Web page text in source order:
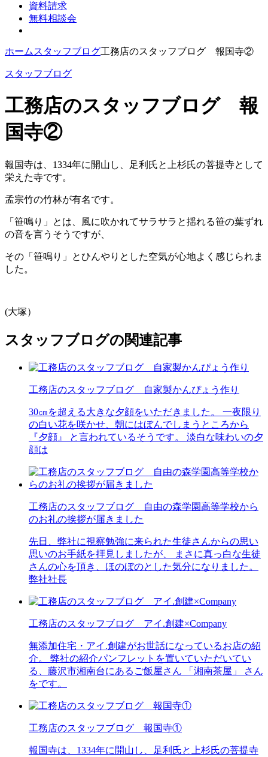
資料請求
無料相談会
ホーム スタッフブログ工務店のスタッフブログ 報国寺②
スタッフブログ
工務店のスタッフブログ 報
国寺②
報国寺は、1334年に開山し、足利氏と上杉氏の菩提寺として
栄えた寺です。
孟宗竹の竹林が有名です。
「笹鳴り」とは、風に吹かれてサラサラと揺れる笹の葉ずれ
の音を言うそうですが、
その「笹鳴り」とひんやりとした空気が心地よく感じられま
した。
(大塚）
スタッフブログの関連記事
工務店のスタッフブログ 自家製かんぴょう作り
30㎝を超える大きな夕顔をいただきました。 一夜限り
の白い花を咲かせ、朝にはぼんでしまうところから
『夕顔』 と言われているそうです。 淡白な味わいの夕
顔は
工務店のスタッフブログ 自由の森学園高等学校から
のお礼の挨拶が届きました
先日、弊社に視察勉強に来られた生徒さんからの思い
思いのお手紙を拝見しましたが、 まさに真っ白な生徒
さんの心を頂き、ほのぼのとした気分になりました。
弊社社長
工務店のスタッフブログ アイ.創建×Company
無添加住宅・アイ.創建がお世話になっているお店の紹
介。 弊社の紹介パンフレットを置いていただいてい
る、藤沢市湘南台にあるご飯屋さん 「湘南茶屋」 さん
をです。
工務店のスタッフブログ 報国寺①
報国寺は、1334年に開山し、足利氏と上杉氏の菩提寺